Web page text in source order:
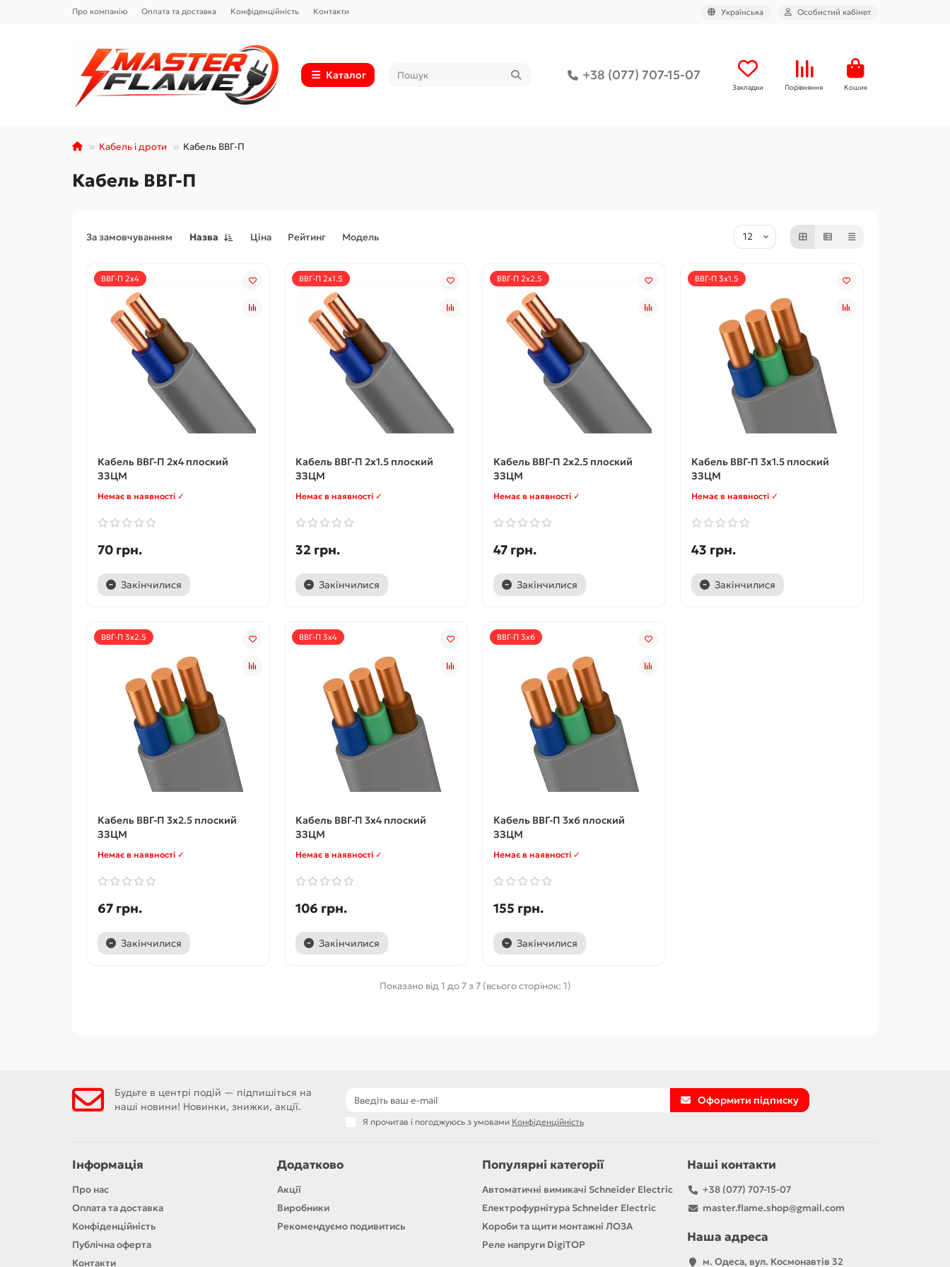
Про компанію Оплата та доставка Конфіденційність Контакти Українська Особистий кабінет
Каталог +38 (077) 707-15-07
Закладки Порівняння Кошик
Кабель і дроти Кабель ВВГ-П
Кабель ВВГ-П
За замовчуванням Назва Ціна Рейтинг Модель
ВВГ-П 2x4
Кабель ВВГ-П 2x4 плоский
ЗЗЦМ
Немає в наявності ✓
70 грн.
Закінчилися
ВВГ-П 2х1.5
Кабель ВВГ-П 2х1.5 плоский
ЗЗЦМ
Немає в наявності ✓
32 грн.
Закінчилися
ВВГ-П 2х2.5
Кабель ВВГ-П 2х2.5 плоский
ЗЗЦМ
Немає в наявності ✓
47 грн.
Закінчилися
ВВГ-П 3x1.5
Кабель ВВГ-П 3x1.5 плоский
ЗЗЦМ
Немає в наявності ✓
43 грн.
Закінчилися
ВВГ-П 3x2.5
Кабель ВВГ-П 3x2.5 плоский
ЗЗЦМ
Немає в наявності ✓
67 грн.
Закінчилися
ВВГ-П 3x4
Кабель ВВГ-П 3x4 плоский
ЗЗЦМ
Немає в наявності ✓
106 грн.
Закінчилися
ВВГ-П 3x6
Кабель ВВГ-П 3x6 плоский
ЗЗЦМ
Немає в наявності ✓
155 грн.
Закінчилися
Показано від 1 до 7 з 7 (всього сторінок: 1)
Будьте в центрі подій — підпишіться на
наші новини! Новинки, знижки, акції.
Оформити підписку
Я прочитав і погоджуюсь з умовами Конфіденційність
Інформація
Про нас
Оплата та доставка
Конфіденційність
Публічна оферта
Контакти
Додатково
Акції
Виробники
Рекомендуємо подивитись
Популярні категорії
Автоматичні вимикачі Schneider Electric
Електрофурнітура Schneider Electric
Короби та щити монтажні ЛОЗА
Реле напруги DigiTOP
Наші контакти
+38 (077) 707-15-07
master.flame.shop@gmail.com
Наша адреса
м. Одеса, вул. Космонавтів 32